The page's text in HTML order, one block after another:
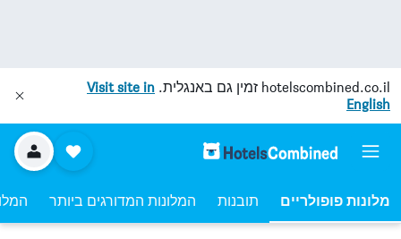
hotelscombined.co.il זמין גם באנגלית. Visit site in
English
מלונות פופולריים תובנות המלונות המדורגים ביותר